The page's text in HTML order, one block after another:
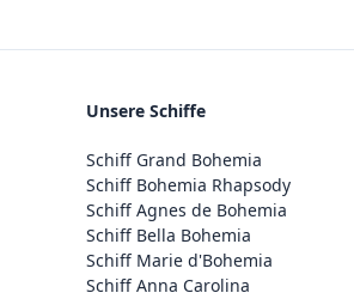
Unsere Schiffe
Schiff Grand Bohemia
Schiff Bohemia Rhapsody
Schiff Agnes de Bohemia
Schiff Bella Bohemia
Schiff Marie d'Bohemia
Schiff Anna Carolina